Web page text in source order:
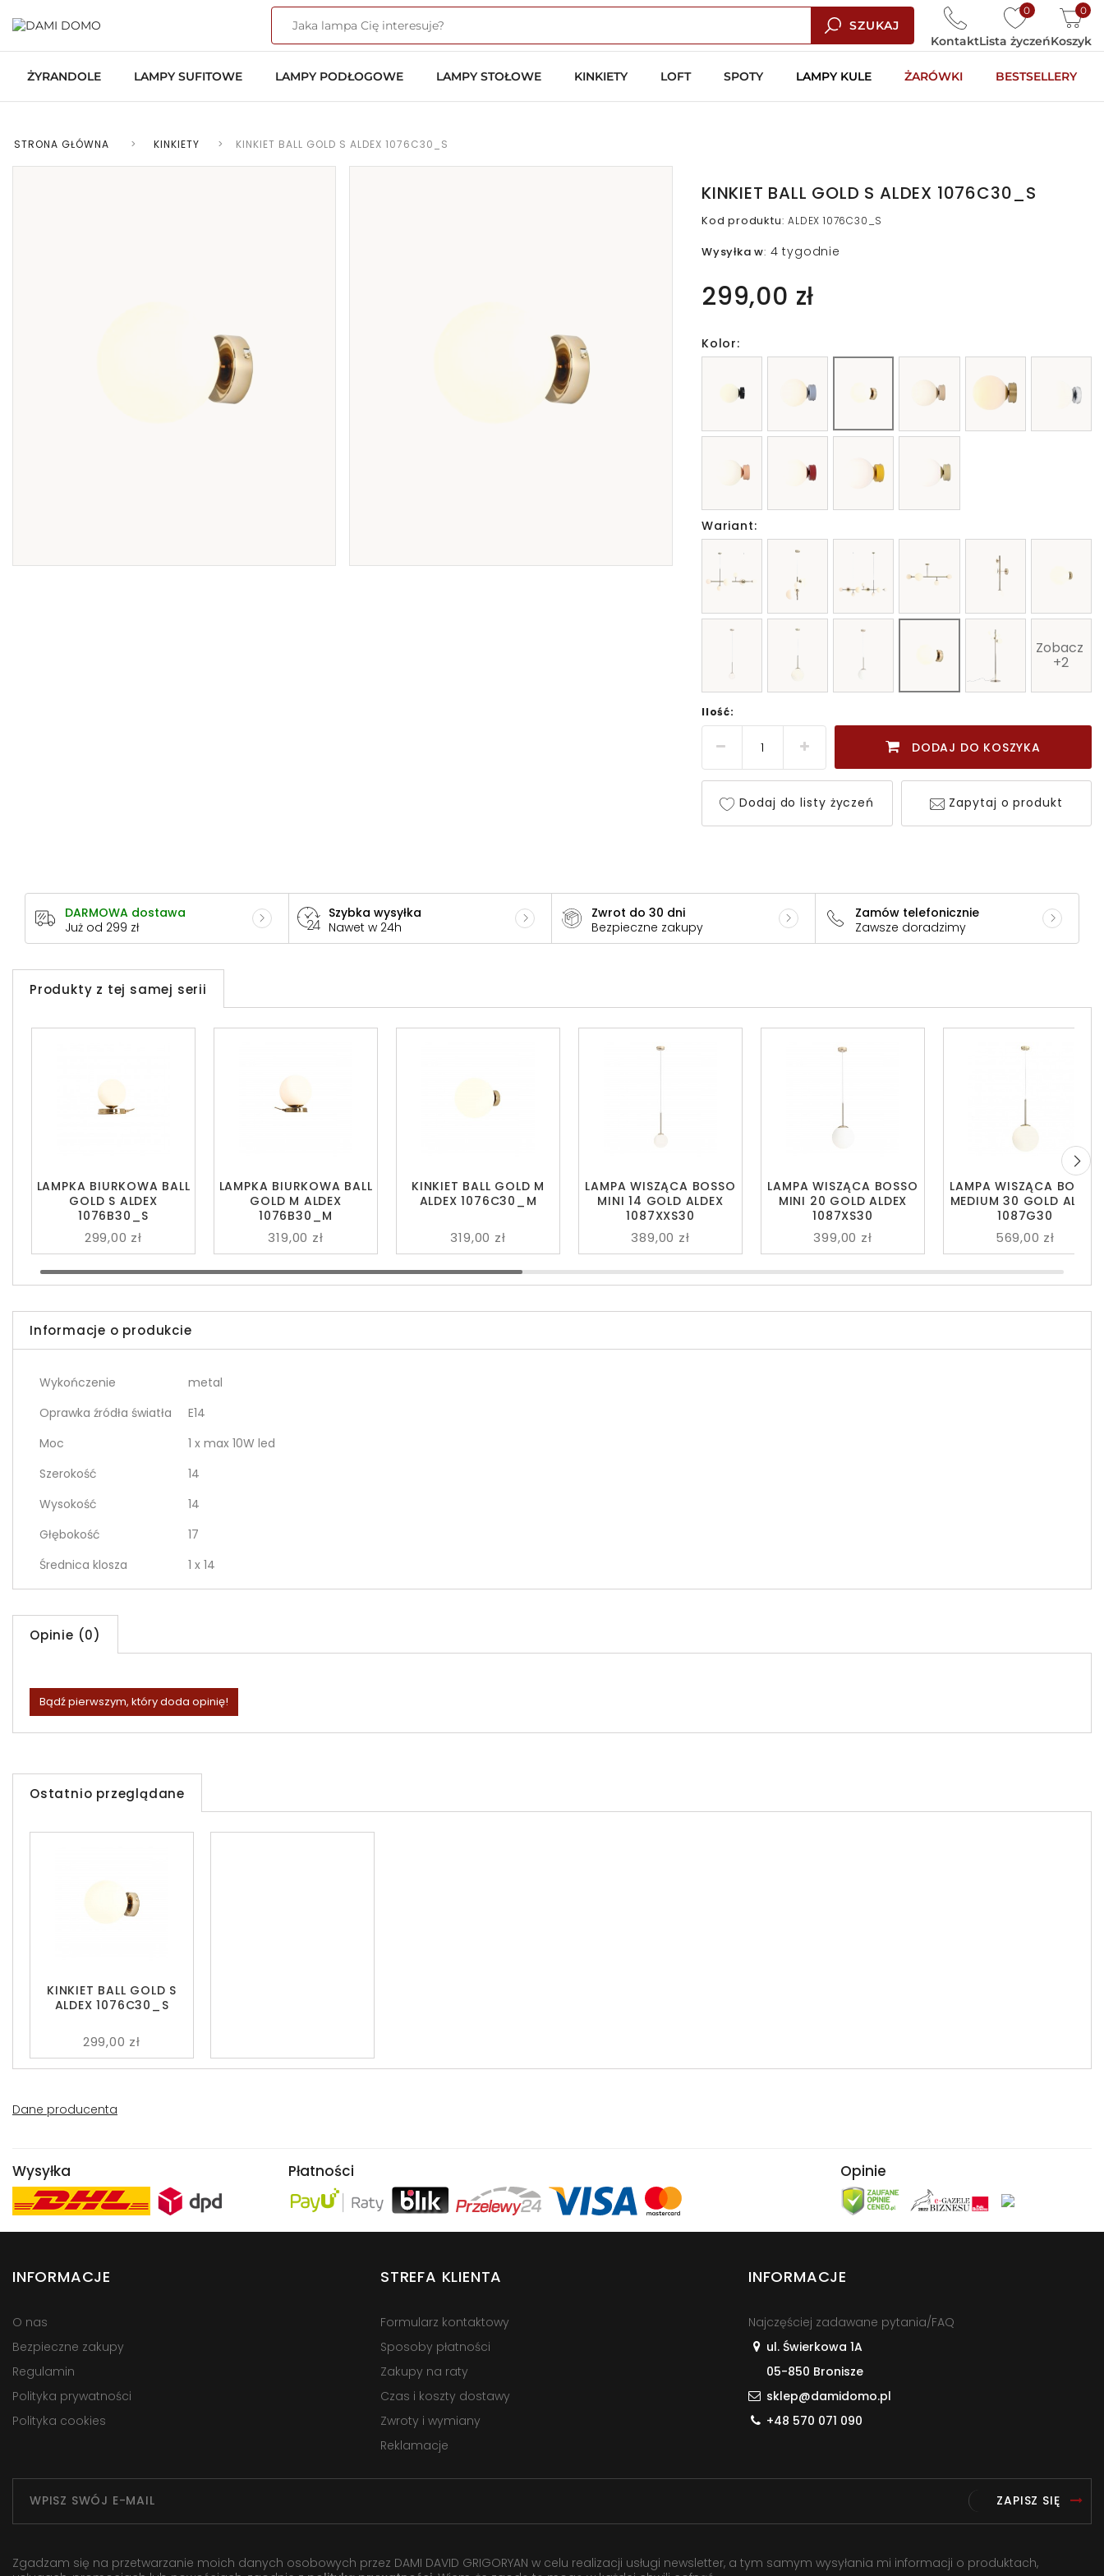
SZUKAJ
0
Lista życzeń
0
Koszyk
Kontakt
ŻYRANDOLE LAMPY SUFITOWE LAMPY PODŁOGOWE LAMPY STOŁOWE KINKIETY LOFT SPOTY LAMPY KULE ŻARÓWKI BESTSELLERY
STRONA GŁÓWNA > KINKIETY > KINKIET BALL GOLD S ALDEX 1076C30_S
KINKIET BALL GOLD S ALDEX 1076C30_S
Kod produktu:ALDEX 1076C30_S
Wysyłka w: 4 tygodnie
299,00 zł
Kolor:
Wariant:
Zobacz
+2
Ilość:
DODAJ DO KOSZYKA
Dodaj do listy życzeń Zapytaj o produkt
DARMOWA dostawa
Już od 299 zł
Szybka wysyłka
Nawet w 24h
Zwrot do 30 dni
Bezpieczne zakupy
Zamów telefonicznie
Zawsze doradzimy
Produkty z tej samej serii
LAMPKA BIURKOWA BALL
GOLD M ALDEX
1076B30_M
319,00 zł
LAMPKA BIURKOWA BALL
GOLD S ALDEX
1076B30_S
299,00 zł
KINKIET BALL GOLD M
ALDEX 1076C30_M
319,00 zł
LAMPA WISZĄCA BOSSO
MEDIUM 30 GOLD ALDEX
1087G30
569,00 zł
LAMPA WISZĄCA BOSSO
MINI 20 GOLD ALDEX
1087XS30
399,00 zł
LAMPA WISZĄCA BOSSO
MINI 14 GOLD ALDEX
1087XXS30
389,00 zł
Informacje o produkcie
Wykończenie
metal
Oprawka źródła światła
E14
Moc
1 x max 10W led
Szerokość
14
Wysokość
14
Głębokość
17
Średnica klosza
1 x 14
Opinie (0)
Bądź pierwszym, który doda opinię!
Ostatnio przeglądane
KINKIET BALL GOLD S
ALDEX 1076C30_S
299,00 zł
Dane producenta
Wysyłka Płatności Opinie
INFORMACJE
O nas
Bezpieczne zakupy
Regulamin
Polityka prywatności
Polityka cookies
STREFA KLIENTA
Formularz kontaktowy
Sposoby płatności
Zakupy na raty
Czas i koszty dostawy
Zwroty i wymiany
Reklamacje
INFORMACJE
Najczęściej zadawane pytania/FAQ
ul. Świerkowa 1A
05-850 Bronisze
sklep@damidomo.pl
+48 570 071 090
ZAPISZ SIĘ
Zgadzam się na przetwarzanie moich danych osobowych przez DAMI DAVID GRIGORYAN w celu realizacji usługi newsletter, a tym samym wysyłania mi informacji o produktach,